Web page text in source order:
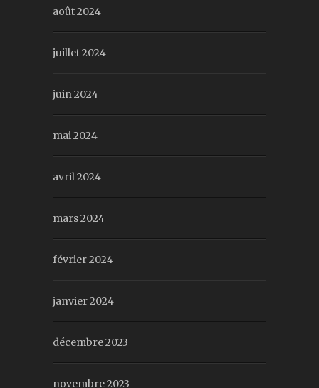
août 2024
juillet 2024
juin 2024
mai 2024
avril 2024
mars 2024
février 2024
janvier 2024
décembre 2023
novembre 2023